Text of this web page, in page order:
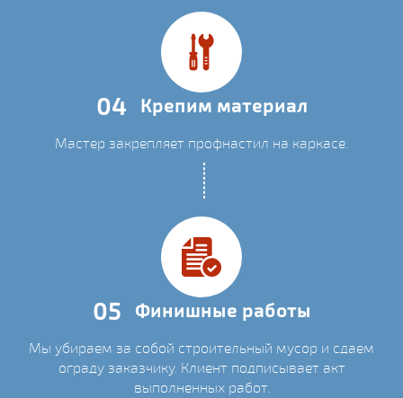
04 Крепим материал
Мастер закрепляет профнастил на каркасе.
05 Финишные работы
Мы убираем за собой строительный мусор и сдаем
ограду заказчику. Клиент подписывает акт
выполненных работ.